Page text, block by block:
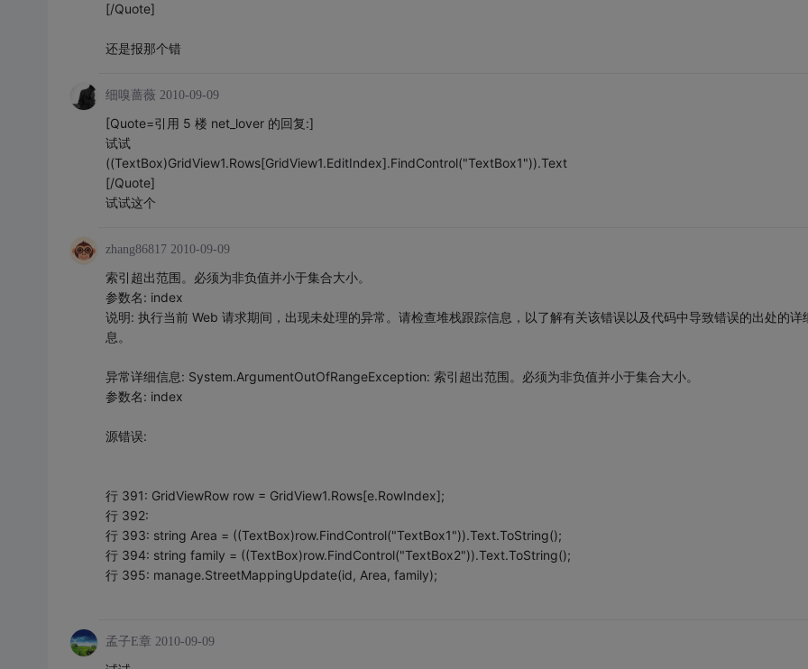
[/Quote]
还是报那个错
细嗅蔷薇 2010-09-09
[Quote=引用 5 楼 net_lover 的回复:]
试试
((TextBox)GridView1.Rows[GridView1.EditIndex].FindControl("TextBox1")).Text
[/Quote]
试试这个
zhang86817 2010-09-09
索引超出范围。必须为非负值并小于集合大小。
参数名: index
说明: 执行当前 Web 请求期间，出现未处理的异常。请检查堆栈跟踪信息，以了解有关该错误以及代码中导致错误的出处的详
息。
异常详细信息: System.ArgumentOutOfRangeException: 索引超出范围。必须为非负值并小于集合大小。
参数名: index
源错误:
行 391: GridViewRow row = GridView1.Rows[e.RowIndex];
行 392:
行 393: string Area = ((TextBox)row.FindControl("TextBox1")).Text.ToString();
行 394: string family = ((TextBox)row.FindControl("TextBox2")).Text.ToString();
行 395: manage.StreetMappingUpdate(id, Area, family);
孟子E章 2010-09-09